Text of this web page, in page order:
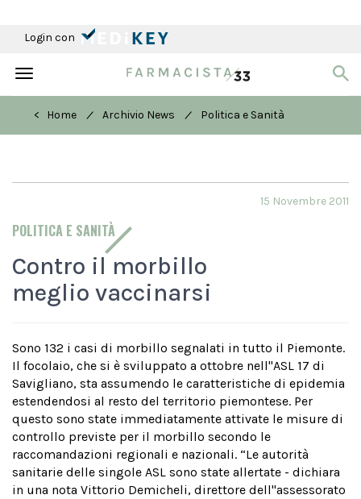
Login con
Toggle
< Home
/ Archivio News / Politica e Sanità
POLITICA E SANITÀ
15 Novembre 2011
Contro il morbillo
meglio vaccinarsi
Sono 132 i casi di morbillo segnalati in tutto il Piemonte.
Il focolaio, che si è sviluppato a ottobre nell''ASL 17 di
Savigliano, sta assumendo le caratteristiche di epidemia
estendendosi al resto del territorio piemontese. Per
questo sono state immediatamente attivate le misure di
controllo previste per il morbillo secondo le
raccomandazioni regionali e nazionali. “Le autorità
sanitarie delle singole ASL sono state allertate - dichiara
in una nota Vittorio Demicheli, direttore dell''assessorato